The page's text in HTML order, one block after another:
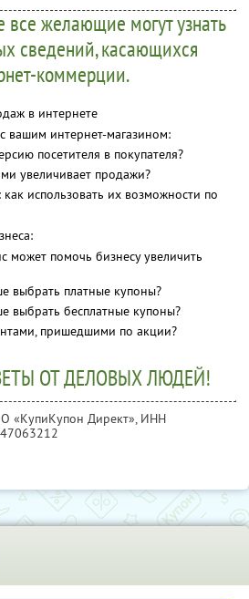
желающие могут узнать
сведений, касающихся
коммерции.
в интернете
вашим интернет-магазином:
посетителя в покупателя?
увеличивает продажи?
использовать их возможности по
может помочь бизнесу увеличить
выбрать платные купоны?
выбрать бесплатные купоны?
пришедшими по акции?
ОТ ДЕЛОВЫХ ЛЮДЕЙ!
«КупиКупон Директ», ИНН